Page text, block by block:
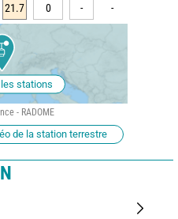
21.7 0 - -
stations
- RADOME
de la station terrestre